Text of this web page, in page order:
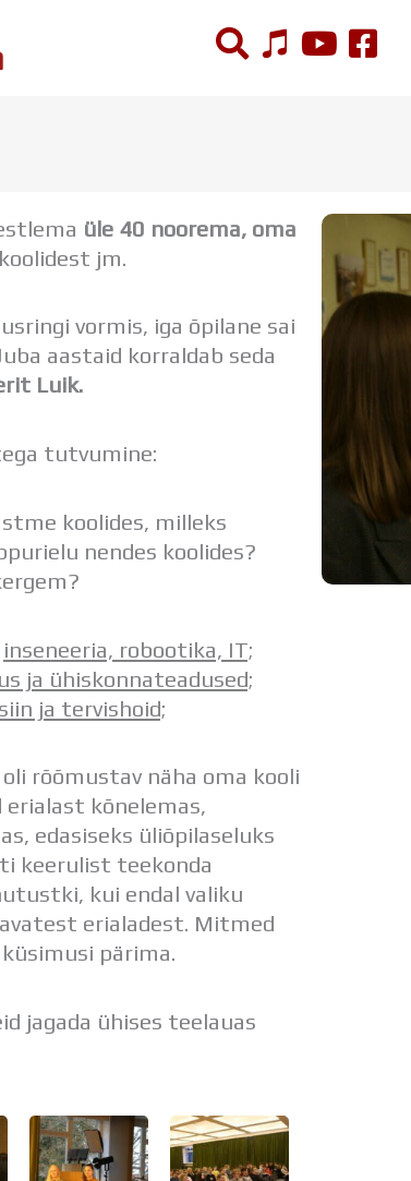
Aastaplaan
Õppekava
Huviringid
Õpilastööd (UPT)
Distantsõpe
Projektid
üle 40 noorema, oma
jm.
vormis, iga õpilane sai
aastaid korraldab seda
Luik.
tutvumine:
koolides, milleks
nendes koolides?
inseneeria, robootika, IT;
ja ühiskonnateadused;
ja tervishoid;
rõõmustav näha oma kooli
kõnelemas,
edasiseks üliõpilaseluks
keerulist teekonda
kui endal valiku
erialadest. Mitmed
pärima.
jagada ühises teelauas